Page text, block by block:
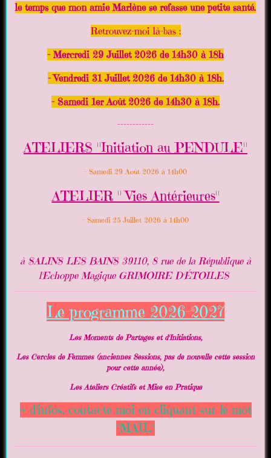
le temps que mon amie Marlène se refasse une petite santé.
Retrouvez-moi là-bas :
- Mercredi 29 Juillet 2026 de 14h30 à 18h
- Vendredi 31 Juillet 2026 de 14h30 à 18h.
- Samedi 1er Août 2026 de 14h30 à 18h.
------------
ATELIERS "Initiation au PENDULE"
- Samedi 29 Août 2026 à 14h00
ATELIER " Vies Antérieures"
- Samedi 25 Juillet 2026 à 14h00
à SALINS LES BAINS 39110, 8 rue de la République à
l'Echoppe Magique GRIMOIRE D'ÉTOILES
Le programme 2026-2027
Les Moments de Partages et d'Initiations,
Les Cercles de Femmes (anciennes Sessions, pas de nouvelle cette session
pour cette année),
Les Ateliers Créatifs et Mise en Pratique
+ d'infos, contacte-moi en cliquant sur le mot
"MAIL"